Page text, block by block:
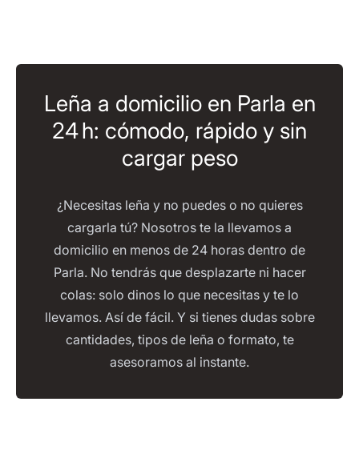
Leña a domicilio en Parla en
24 h: cómodo, rápido y sin
cargar peso
¿Necesitas leña y no puedes o no quieres
cargarla tú? Nosotros te la llevamos a
domicilio en menos de 24 horas dentro de
Parla. No tendrás que desplazarte ni hacer
colas: solo dinos lo que necesitas y te lo
llevamos. Así de fácil. Y si tienes dudas sobre
cantidades, tipos de leña o formato, te
asesoramos al instante.